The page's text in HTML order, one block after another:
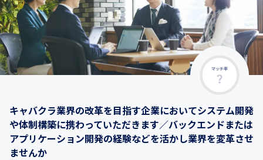
マッチ率
キャバクラ業界の改革を目指す企業においてシステム開発
や体制構築に携わっていただきます／バックエンドまたは
アプリケーション開発の経験などを活かし業界を変革させ
ませんか